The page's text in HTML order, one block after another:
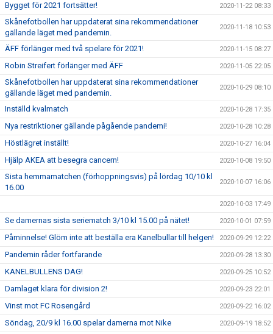
Bygget för 2021 fortsätter! 2020-11-22 08:33
Skånefotbollen har uppdaterat sina rekommendationer
gällande läget med pandemin.
2020-11-18 10:53
ÄFF förlänger med två spelare för 2021! 2020-11-15 08:27
Robin Streifert förlänger med ÄFF 2020-11-05 22:05
Skånefotbollen har uppdaterat sina rekommendationer
gällande läget med pandemin.
2020-10-29 08:10
Inställd kvalmatch 2020-10-28 17:35
Nya restriktioner gällande pågående pandemi! 2020-10-28 10:28
Höstlägret inställt! 2020-10-27 16:04
Hjälp AKEA att besegra cancern! 2020-10-08 19:50
Sista hemmamatchen (förhoppningsvis) på lördag 10/10 kl
16.00
2020-10-07 16:06
2020-10-03 17:49
Se damernas sista seriematch 3/10 kl 15.00 på nätet! 2020-10-01 07:59
Påminnelse! Glöm inte att beställa era Kanelbullar till helgen! 2020-09-29 12:22
Pandemin råder fortfarande 2020-09-28 13:30
KANELBULLENS DAG! 2020-09-25 10:52
Damlaget klara för division 2! 2020-09-23 22:01
Vinst mot FC Rosengård 2020-09-22 16:02
Söndag, 20/9 kl 16.00 spelar damerna mot Nike 2020-09-19 18:52